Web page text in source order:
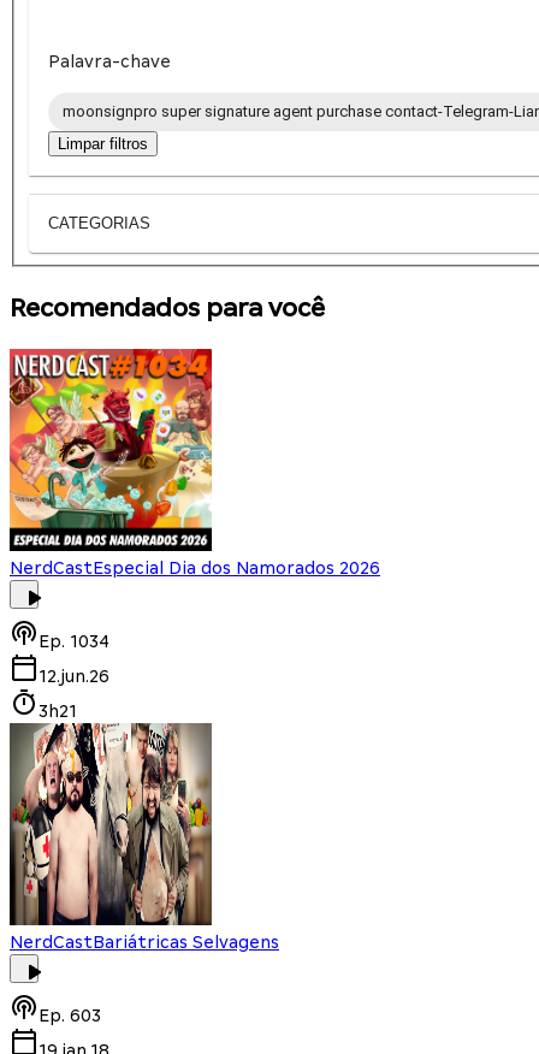
Palavra-chave
moonsignpro super signature agent purchase contact-Telegram-
Limpar filtros
CATEGORIAS
Recomendados para você
NerdCastEspecial Dia dos Namorados 2026
Ep. 1034
12.jun.26
3h21
NerdCastBariátricas Selvagens
Ep. 603